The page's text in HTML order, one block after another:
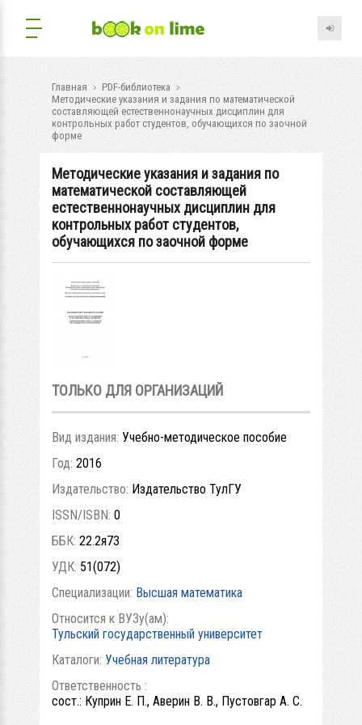
Главная
PDF-библиотека
Методические указания и задания по математической
составляющей естественнонаучных дисциплин для
контрольных работ студентов, обучающихся по заочной
форме
Методические указания и задания по
математической составляющей
естественнонаучных дисциплин для
контрольных работ студентов,
обучающихся по заочной форме
ТОЛЬКО ДЛЯ ОРГАНИЗАЦИЙ
Вид издания: Учебно-методическое пособие
Год: 2016
Издательство: Издательство ТулГУ
ISSN/ISBN: 0
ББК: 22.2я73
УДК: 51(072)
Специализации: Высшая математика
Относится к ВУЗу(ам):
Тульский государственный университет
Каталоги: Учебная литература
Ответственность :
сост.: Куприн Е. П., Аверин В. В., Пустовгар А. С.